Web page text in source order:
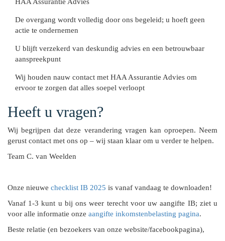
De overgang wordt volledig door ons begeleid; u hoeft geen
actie te ondernemen
U blijft verzekerd van deskundig advies en een betrouwbaar
aanspreekpunt
Wij houden nauw contact met HAA Assurantie Advies om
ervoor te zorgen dat alles soepel verloopt
Heeft u vragen?
Wij begrijpen dat deze verandering vragen kan oproepen. Neem
gerust contact met ons op – wij staan klaar om u verder te helpen.
Team C. van Weelden
Onze nieuwe checklist IB 2025 is vanaf vandaag te downloaden!
Vanaf 1-3 kunt u bij ons weer terecht voor uw aangifte IB; ziet u
voor alle informatie onze aangifte inkomstenbelasting pagina.
Beste relatie (en bezoekers van onze website/facebookpagina),